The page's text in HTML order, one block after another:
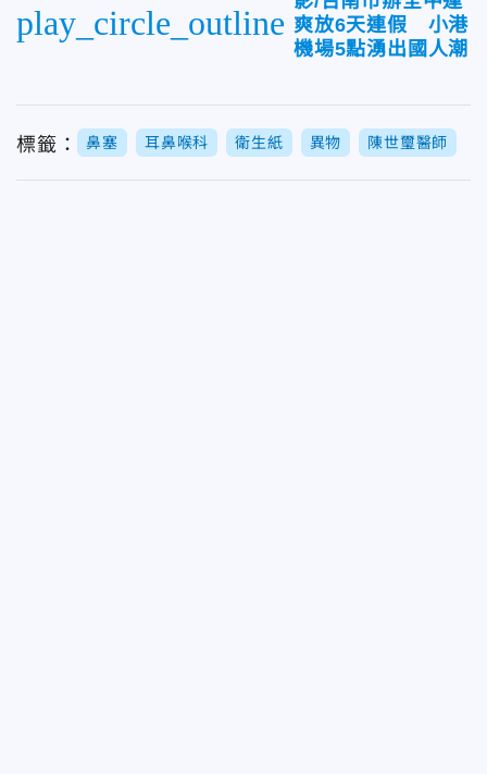
play_circle_outline 爽放6天連假 小港
機場5點湧出國人潮
標籤： 鼻塞 耳鼻喉科 衛生紙 異物 陳世璽醫師